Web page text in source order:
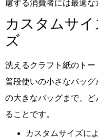
慮する消費者には最適な
カスタムサ
ズ
洗えるクラフト紙のトー
普段使いの小さなバッ
の大きなバッグまで、
ることです。
カスタムサイズに